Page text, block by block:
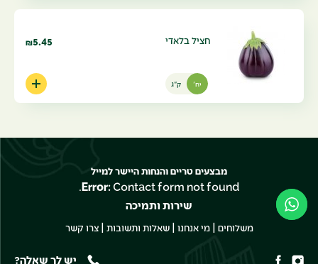
חציל בלאדי ₪5.45
יח' ק"ג
מבצעים טריים והנחות היישר למייל
Error:Contact form not found.
שירות ותמיכה
משלוחים |מי אנחנו |שאלות ותשובות |צרו קשר
יש לך שאלה?